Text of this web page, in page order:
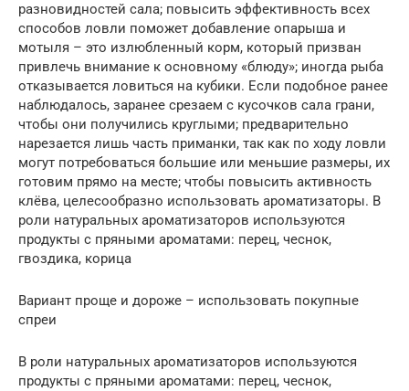
разновидностей сала; повысить эффективность всех
способов ловли поможет добавление опарыша и
мотыля – это излюбленный корм, который призван
привлечь внимание к основному «блюду»; иногда рыба
отказывается ловиться на кубики. Если подобное ранее
наблюдалось, заранее срезаем с кусочков сала грани,
чтобы они получились круглыми; предварительно
нарезается лишь часть приманки, так как по ходу ловли
могут потребоваться большие или меньшие размеры, их
готовим прямо на месте; чтобы повысить активность
клёва, целесообразно использовать ароматизаторы. В
роли натуральных ароматизаторов используются
продукты с пряными ароматами: перец, чеснок,
гвоздика, корица
Вариант проще и дороже – использовать покупные
спреи
В роли натуральных ароматизаторов используются
продукты с пряными ароматами: перец, чеснок,